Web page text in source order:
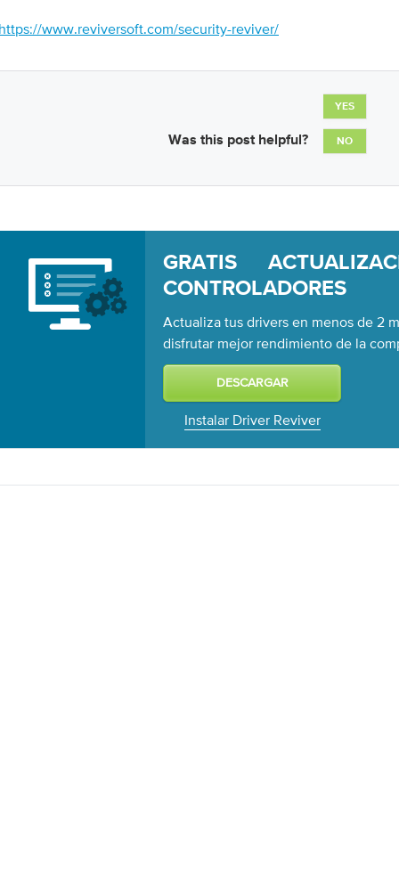
www.reviversoft.com/security-reviver/
Was this post helpful?
YES
NO
GRATIS
CONTROLADORES
Actualiza tus drivers en menos de 2
disfrutar mejor rendimiento de la
Instalar Driver Reviver